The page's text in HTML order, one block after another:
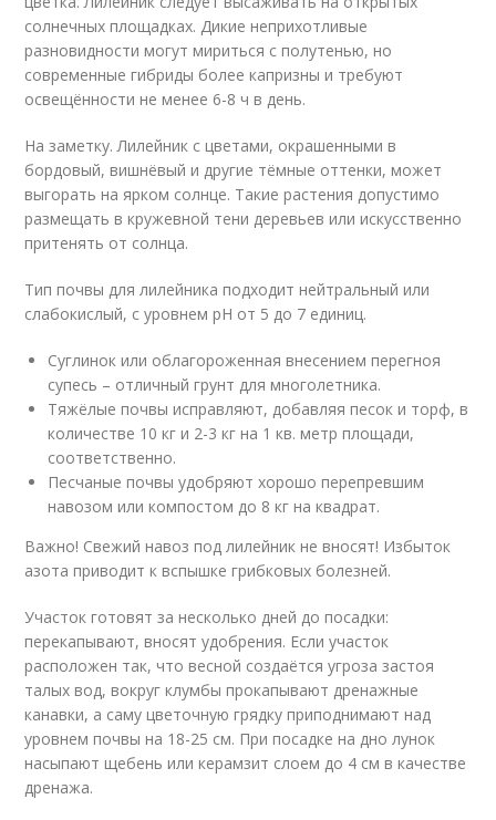
солнечных площадках. Дикие неприхотливые
разновидности могут мириться с полутенью, но
современные гибриды более капризны и требуют
освещённости не менее 6-8 ч в день.
На заметку. Лилейник с цветами, окрашенными в
бордовый, вишнёвый и другие тёмные оттенки, может
выгорать на ярком солнце. Такие растения допустимо
размещать в кружевной тени деревьев или искусственно
притенять от солнца.
Тип почвы для лилейника подходит нейтральный или
слабокислый, с уровнем рН от 5 до 7 единиц.
Суглинок или облагороженная внесением перегноя
супесь – отличный грунт для многолетника.
Тяжёлые почвы исправляют, добавляя песок и торф, в
количестве 10 кг и 2-3 кг на 1 кв. метр площади,
соответственно.
Песчаные почвы удобряют хорошо перепревшим
навозом или компостом до 8 кг на квадрат.
Важно! Свежий навоз под лилейник не вносят! Избыток
азота приводит к вспышке грибковых болезней.
Участок готовят за несколько дней до посадки:
перекапывают, вносят удобрения. Если участок
расположен так, что весной создаётся угроза застоя
талых вод, вокруг клумбы прокапывают дренажные
канавки, а саму цветочную грядку приподнимают над
уровнем почвы на 18-25 см. При посадке на дно лунок
насыпают щебень или керамзит слоем до 4 см в качестве
дренажа.